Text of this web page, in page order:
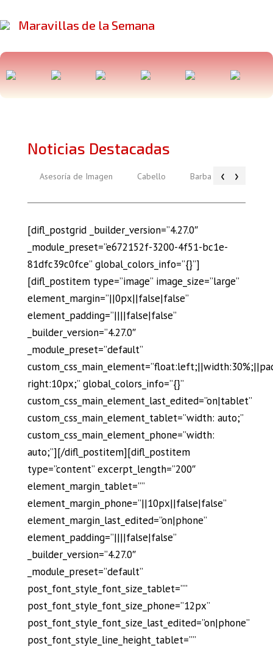
Maravillas de la Semana
Noticias Destacadas
‹
Asesoría de Imagen Cabello Barba Piel
›
[difl_postgrid _builder_version=”4.27.0″
_module_preset=”e672152f-3200-4f51-bc1e-
81dfc39c0fce” global_colors_info=”{}”]
[difl_postitem type=”image” image_size=”large”
element_margin=”||0px||false|false”
element_padding=”||||false|false”
_builder_version=”4.27.0″
_module_preset=”default”
right:10px;” global_colors_info=”{}”
custom_css_main_element_last_edited=”on|tablet”
custom_css_main_element_tablet=”width: auto;”
custom_css_main_element_phone=”width:
auto;”][/difl_postitem][difl_postitem
type=”content” excerpt_length=”200″
element_margin_tablet=””
element_margin_phone=”||10px||false|false”
element_margin_last_edited=”on|phone”
element_padding=”||||false|false”
_builder_version=”4.27.0″
_module_preset=”default”
post_font_style_font_size_tablet=””
post_font_style_font_size_phone=”12px”
post_font_style_font_size_last_edited=”on|phone”
post_font_style_line_height_tablet=””